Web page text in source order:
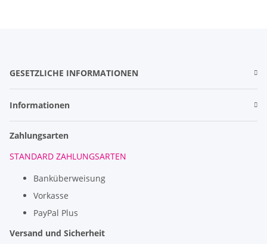
GESETZLICHE INFORMATIONEN
Informationen
Zahlungsarten
STANDARD ZAHLUNGSARTEN
Banküberweisung
Vorkasse
PayPal Plus
Versand und Sicherheit